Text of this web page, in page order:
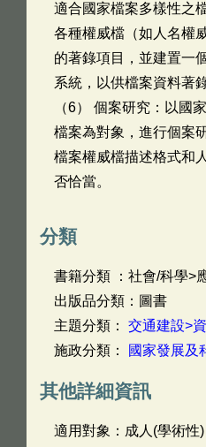
適合國家檔案多樣性之
各種權威檔（如人名權
的著錄項目，並建置一
系統，以供檔案資料著
（6） 個案研究：以國
檔案為對象，進行個案
檔案權威檔描述格式和
否恰當。
分類
書籍分類 ：社會/科學>
出版品分類：圖書
主題分類： 交通建設>
施政分類：
國家發展及
其他詳細資訊
適用對象：成人(學術性)